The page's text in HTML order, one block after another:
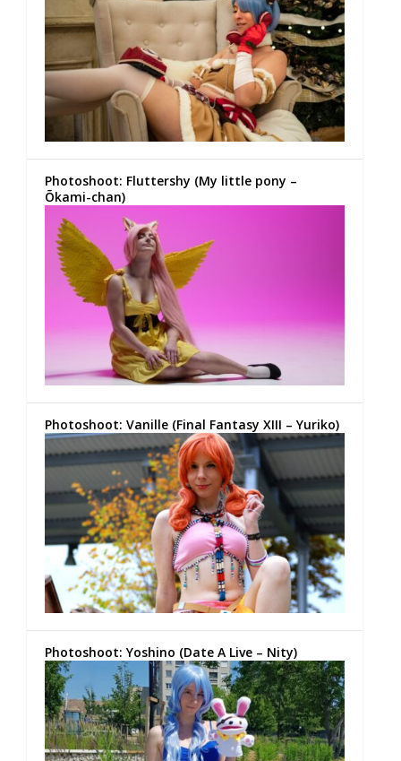
Photoshoot: Fluttershy (My little pony –
Õkami-chan)
Photoshoot: Vanille (Final Fantasy XIII – Yuriko)
Photoshoot: Yoshino (Date A Live – Nity)